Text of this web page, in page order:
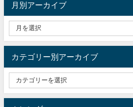
月別アーカイブ
カテゴリー別アーカイブ